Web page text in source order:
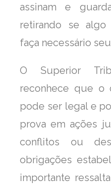
assinam e
retirando se
faça necessário
O Superior
reconhece que o
pode ser legal e
prova em ações
conflitos ou
obrigações
importante